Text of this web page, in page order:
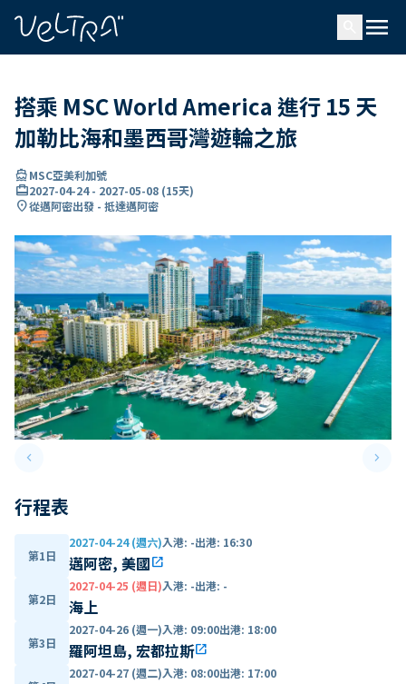
menu
搭乘 MSC World America 進行 15 天
加勒比海和墨西哥灣遊輪之旅
directions_boatMSC亞美利加號
card_travel2027-04-24- 2027-05-08 (15天)
location_on從邁阿密出發 - 抵達邁阿密
keyboard_arrow_leftPrevious slide keyboard_arrow_right
行程表
第1日
2027-04-24 (週六)入港: -出港: 16:30
邁阿密, 美國open_in_new
第2日
2027-04-25 (週日)入港: -出港: -
海上
第3日
2027-04-26 (週一)入港: 09:00出港: 18:00
羅阿坦島, 宏都拉斯open_in_new
2027-04-27 (週二)入港: 08:00出港: 17:00